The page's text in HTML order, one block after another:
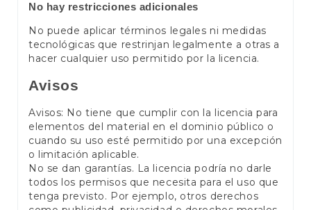
No hay restricciones adicionales
No puede aplicar términos legales ni medidas
tecnológicas que restrinjan legalmente a otras a
hacer cualquier uso permitido por la licencia.
Avisos
Avisos: No tiene que cumplir con la licencia para
elementos del material en el dominio público o
cuando su uso esté permitido por una excepción
o limitación aplicable.
No se dan garantías. La licencia podría no darle
todos los permisos que necesita para el uso que
tenga previsto. Por ejemplo, otros derechos